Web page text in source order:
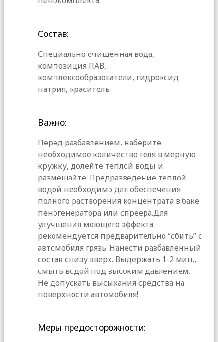
Состав:
Специально очищенная вода,
композиция ПАВ,
комплексообразователи, гидроксид
натрия, краситель.
Важно:
Перед разбавлением, наберите
необходимое количество геля в мерную
кружку, долейте тёплой воды и
размешайте. Предразведение теплой
водой необходимо для обеспечения
полного растворения концентрата в баке
пеногенератора или спреера.Для
улучшения моющего эффекта
рекомендуется предварительно “сбить” с
автомобиля грязь. Нанести разбавленный
состав снизу вверх. Выдержать 1-2 мин.,
смыть водой под высоким давлением.
Не допускать высыхания средства на
поверхности автомобиля!
Меры предосторожности: